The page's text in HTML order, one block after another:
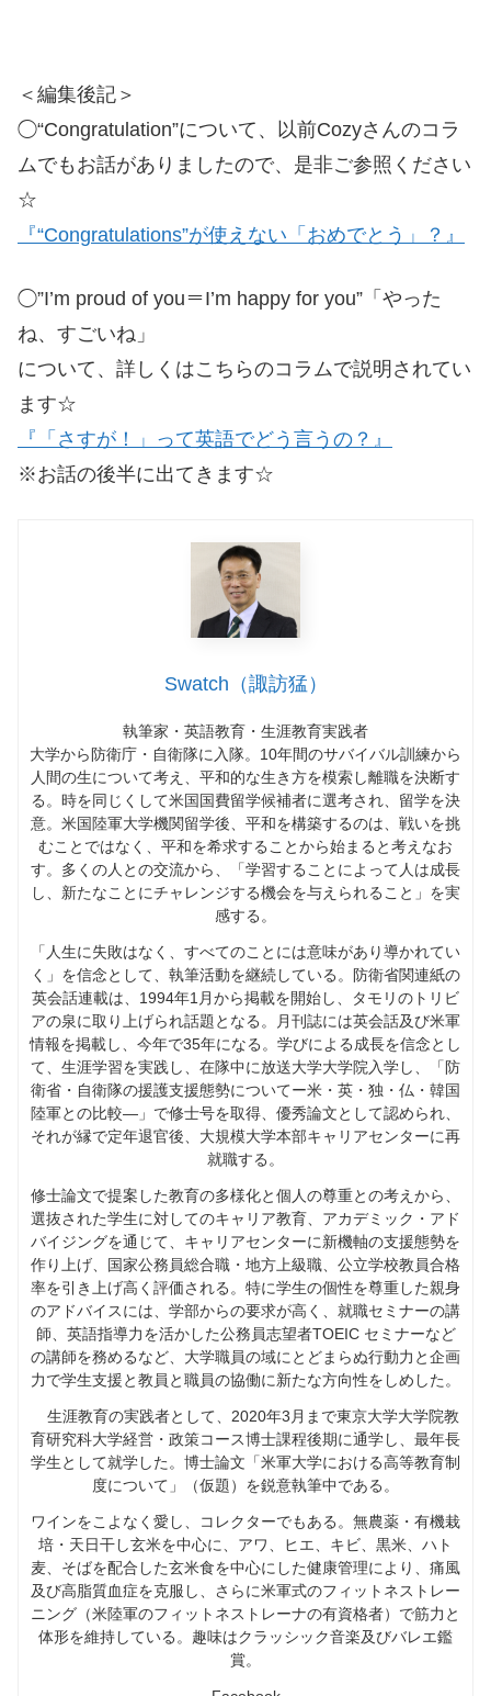
＜編集後記＞
◯“Congratulation”について、以前Cozyさんのコラ
ムでもお話がありましたので、是非ご参照ください
☆
『“Congratulations”が使えない「おめでとう」？』
◯”I’m proud of you＝I’m happy for you”「やった
ね、すごいね」
について、詳しくはこちらのコラムで説明されてい
ます☆
『「さすが！」って英語でどう言うの？』
※お話の後半に出てきます☆
Swatch（諏訪猛）
執筆家・英語教育・生涯教育実践者
大学から防衛庁・自衛隊に入隊。10年間のサバイバル訓練から
人間の生について考え、平和的な生き方を模索し離職を決断す
る。時を同じくして米国国費留学候補者に選考され、留学を決
意。米国陸軍大学機関留学後、平和を構築するのは、戦いを挑
むことではなく、平和を希求することから始まると考えなお
す。多くの人との交流から、「学習することによって人は成長
し、新たなことにチャレンジする機会を与えられること」を実
感する。
「人生に失敗はなく、すべてのことには意味があり導かれてい
く」を信念として、執筆活動を継続している。防衛省関連紙の
英会話連載は、1994年1月から掲載を開始し、タモリのトリビ
アの泉に取り上げられ話題となる。月刊誌には英会話及び米軍
情報を掲載し、今年で35年になる。学びによる成長を信念とし
て、生涯学習を実践し、在隊中に放送大学大学院入学し、「防
衛省・自衛隊の援護支援態勢についてー米・英・独・仏・韓国
陸軍との比較―」で修士号を取得、優秀論文として認められ、
それが縁で定年退官後、大規模大学本部キャリアセンターに再
就職する。
修士論文で提案した教育の多様化と個人の尊重との考えから、
選抜された学生に対してのキャリア教育、アカデミック・アド
バイジングを通じて、キャリアセンターに新機軸の支援態勢を
作り上げ、国家公務員総合職・地方上級職、公立学校教員合格
率を引き上げ高く評価される。特に学生の個性を尊重した親身
のアドバイスには、学部からの要求が高く、就職セミナーの講
師、英語指導力を活かした公務員志望者TOEIC セミナーなど
の講師を務めるなど、大学職員の域にとどまらぬ行動力と企画
力で学生支援と教員と職員の協働に新たな方向性をしめした。
生涯教育の実践者として、2020年3月まで東京大学大学院教
育研究科大学経営・政策コース博士課程後期に通学し、最年長
学生として就学した。博士論文「米軍大学における高等教育制
度について」（仮題）を鋭意執筆中である。
ワインをこよなく愛し、コレクターでもある。無農薬・有機栽
培・天日干し玄米を中心に、アワ、ヒエ、キビ、黒米、ハト
麦、そばを配合した玄米食を中心にした健康管理により、痛風
及び高脂質血症を克服し、さらに米軍式のフィットネストレー
ニング（米陸軍のフィットネストレーナの有資格者）で筋力と
体形を維持している。趣味はクラッシック音楽及びバレエ鑑
賞。